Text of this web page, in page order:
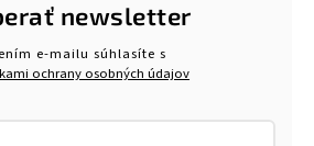
newsletter
e-mailu súhlasíte s
ochrany osobných údajov